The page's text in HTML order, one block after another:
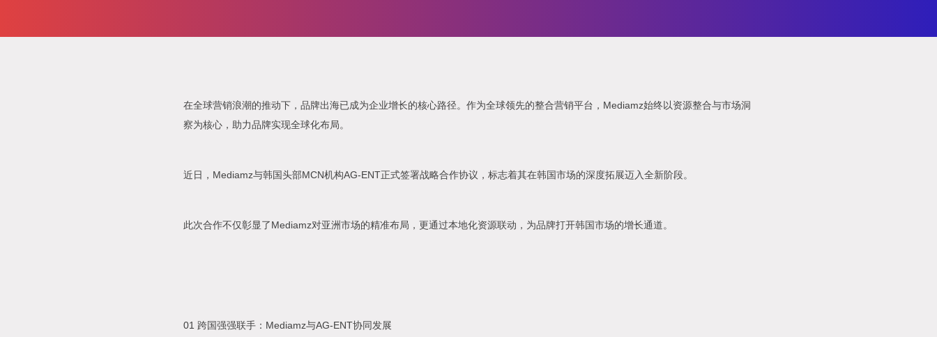
在全球营销浪潮的推动下，品牌出海已成为企业增长的核心路径。作为全球领先的整合营销平台，Mediamz始终以资源整合与市场洞
察为核心，助力品牌实现全球化布局。
近日，Mediamz与韩国头部MCN机构AG-ENT正式签署战略合作协议，标志着其在韩国市场的深度拓展迈入全新阶段。
此次合作不仅彰显了Mediamz对亚洲市场的精准布局，更通过本地化资源联动，为品牌打开韩国市场的增长通道。
01 跨国强强联手：Mediamz与AG-ENT协同发展